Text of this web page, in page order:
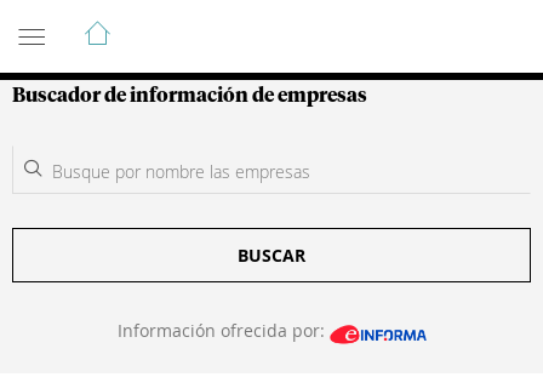
Guía de Empresas Colombianas
Buscador de información de empresas
BUSCAR
Información ofrecida por: